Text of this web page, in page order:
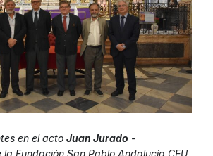
en el acto Juan Jurado -
Fundación San Pablo Andalucía CEU